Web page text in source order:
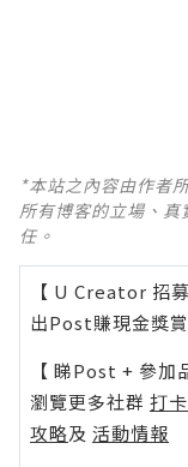
*本站之內容由作者
所有博客的立場、
任。
【 U Creator 招募
出Post賺現金獎
【 睇Post + 參加
瀏覽更多社群 打卡
攻略及 活動情報